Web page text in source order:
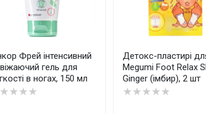
Фрей інтенсивний
гель для
в ногах, 150 мл
Детокс-пластирі
Megumi Foot Relax
Ginger (імбир), 2 шт
★★★★★